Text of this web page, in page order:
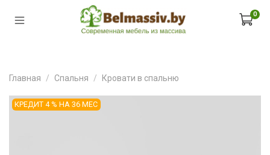
0
Главная Спальня Кровати в спальню
КРЕДИТ 4 % НА 36 МЕС